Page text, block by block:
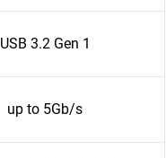
USB 3.2 Gen 1
up to 5Gb/s